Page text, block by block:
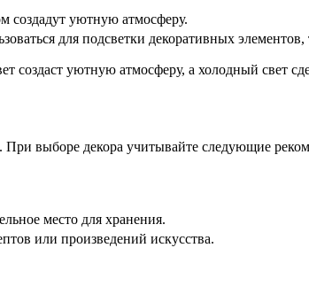
создадут уютную атмосферу.
для подсветки декоративных
уютную атмосферу, а холодный свет
выборе декора учитывайте следующие
место для хранения.
или произведений искусства.